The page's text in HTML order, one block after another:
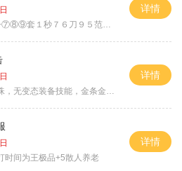
套１秒７６刀９５范围捡
详情
无变态装备技能，金条金刚石保底
详情
时间为王极品+5散人养老
详情